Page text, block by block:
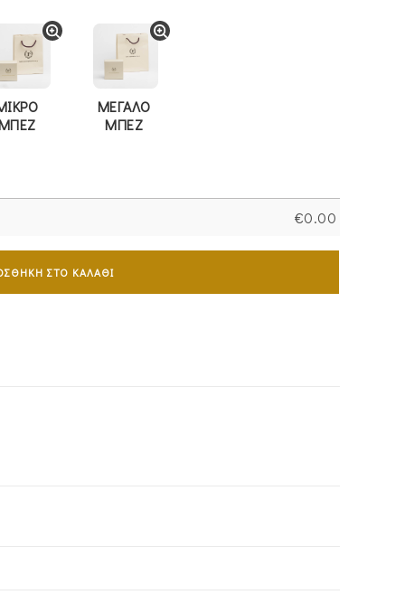
ΜΕΓΑΛΟ
ΜΠΕΖ
€0.00
ΣΤΟ ΚΑΛΆΘΙ